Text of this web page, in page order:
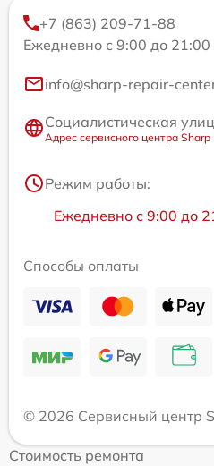
+7 (863) 209-71-88
Ежедневно с 9:00 до 21:00
info@sharp-repair-
Социалистическая
Адрес сервисного центра Sharp
Режим работы:
Ежедневно с 9:00 до
Способы оплаты
© 2026 Сервисный центр
Стоимость ремонта